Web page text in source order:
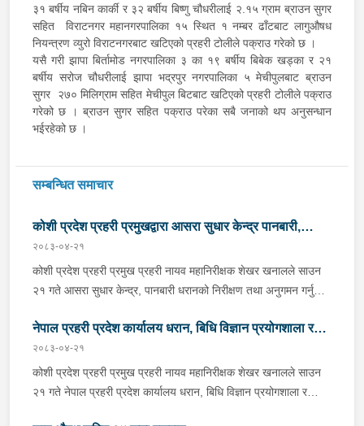
३१ बर्षीय नबिन कार्की र ३२ बर्षीय बिष्णु चौधरीलाई २.१५ ग्राम ब्राउन सुगर
सहित विराटनगर महानगरपालिका १५ स्थित १ नम्बर ढाँटबाट लागुऔषध
नियन्त्रण व्युरो विराटनगरबाट खटिएको प्रहरी टोलीले पक्राउ गरेको छ ।
यसै गरी झापा बिर्तामोड नगरपालिका ३ का १९ बर्षीय बिबेक खड्का र २१
बर्षीय सरोज चौधरीलाई झापा भद्रपुर नगरपालिका ५ मेचीपुलबाट ब्राउन
सुगर २७० मिलिग्राम सहित मेचीपुल बिटबाट खटिएको प्रहरी टोलीले पक्राउ
गरेको छ । ब्राउन सुगर सहित पक्राउ परेका सबै जनाको थप अनुसन्धान
भईरहेको छ ।
सम्बन्धित समाचार
कोशी प्रदेश प्रहरी प्रमुखद्वारा आसरा सुधार केन्द्र पानबारी,
धरानको निरीक्षण
२०८३-०४-२१
कोशी प्रदेश प्रहरी प्रमुख प्रहरी नायव महानिरीक्षक शेखर खनालले साउन
२१ गते आसरा सुधार केन्द्र, पानबारी धरानको निरीक्षण तथा अनुगमन गर्नुको
निर्देशनको क्रममा वँहाले मानवीय, मर्यादित, सम्मानजनक र सहानुभूतिपूर्ण
व्यवहारले उपचार पद्दतिलाई सहज बनाई समाजमा पुनःस्थापनाको बातावरण
श्रृजना गर्न महत्वपूर्ण भुमिका निर्वाह गर्ने हुँदा सुधार केन्द्रमा रहेका
सुधारार्थीहरुको शारीरिक तथा मानसिक तन्दुरुस्ती राख्न बिभिन्न खेलकुदका
नेपाल प्रहरी प्रदेश कार्यालय धरान, बिधि विज्ञान प्रयोगशाला र
केनाईन शाखाको निरीक्षण तथा अनुगमन
२०८३-०४-२१
कोशी प्रदेश प्रहरी प्रमुख प्रहरी नायव महानिरीक्षक शेखर खनालले साउन
२१ गते नेपाल प्रहरी प्रदेश कार्यालय धरान, बिधि विज्ञान प्रयोगशाला र